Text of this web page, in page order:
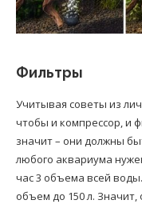
Фильтры
Учитывая советы из
чтобы и компрессор, и
значит – они должны
любого аквариума
час 3 объема всей
объем до 150 л. Значит,